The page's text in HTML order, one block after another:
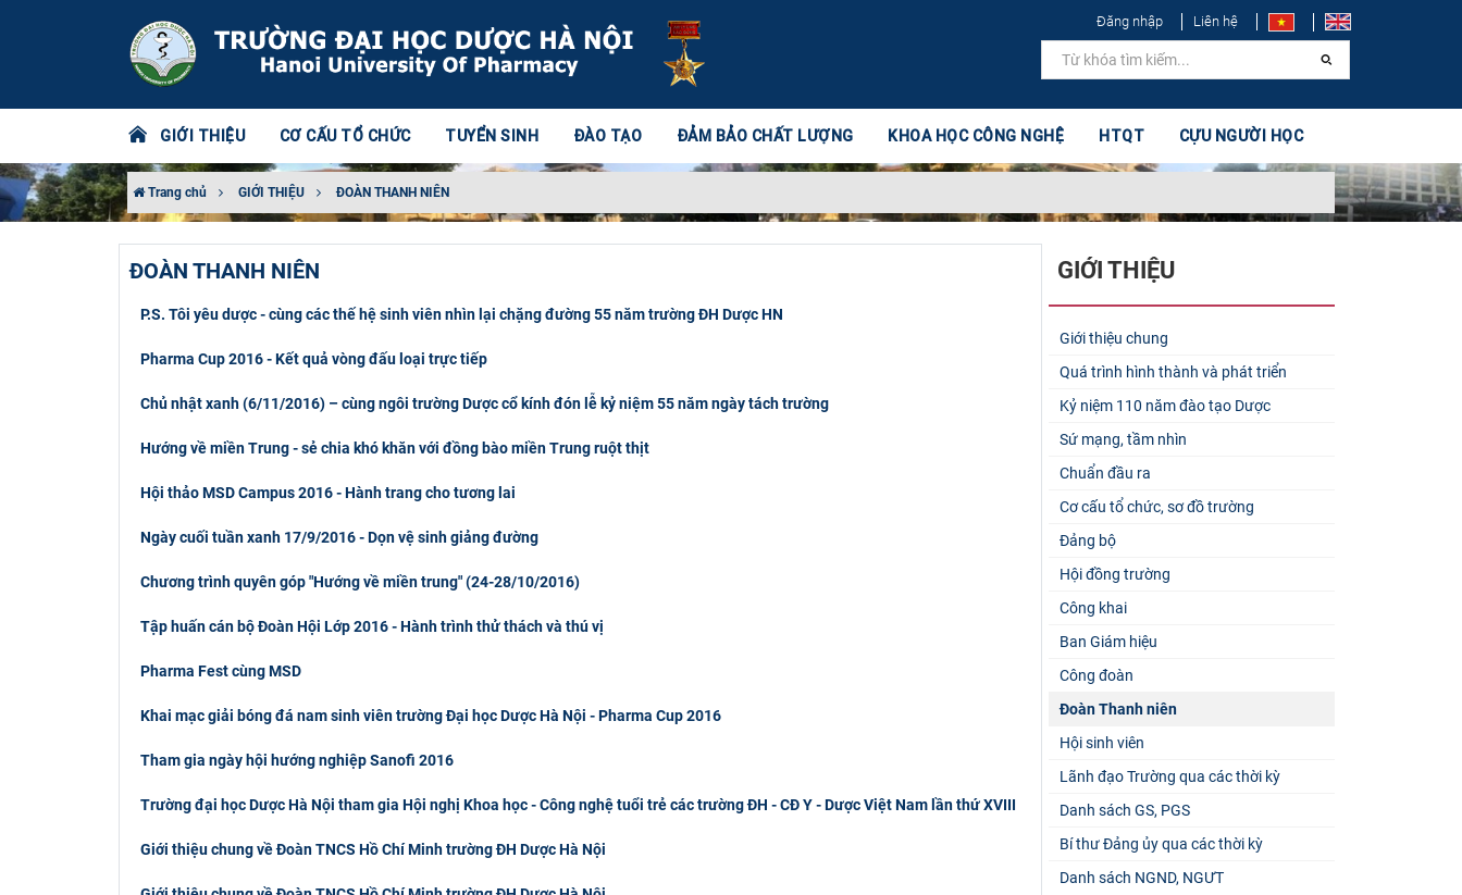
Đăng nhập Liên hệ
GIỚI THIỆU CƠ CẤU TỔ CHỨC TUYỂN SINH ĐÀO TẠO ĐẢM BẢO CHẤT LƯỢNG KHOA HỌC CÔNG NGHỆ HTQT CỰU NGƯỜI HỌC
Trang chủ GIỚI THIỆU ĐOÀN THANH NIÊN
ĐOÀN THANH NIÊN
P.S. Tôi yêu dược - cùng các thế hệ sinh viên nhìn lại chặng đường 55 năm trường ĐH Dược HN
Pharma Cup 2016 - Kết quả vòng đấu loại trực tiếp
Chủ nhật xanh (6/11/2016) – cùng ngôi trường Dược cổ kính đón lễ kỷ niệm 55 năm ngày tách trường
Hướng về miền Trung - sẻ chia khó khăn với đồng bào miền Trung ruột thịt
Hội thảo MSD Campus 2016 - Hành trang cho tương lai
Ngày cuối tuần xanh 17/9/2016 - Dọn vệ sinh giảng đường
Chương trình quyên góp "Hướng về miền trung" (24-28/10/2016)
Tập huấn cán bộ Đoàn Hội Lớp 2016 - Hành trình thử thách và thú vị
Pharma Fest cùng MSD
Khai mạc giải bóng đá nam sinh viên trường Đại học Dược Hà Nội - Pharma Cup 2016
Tham gia ngày hội hướng nghiệp Sanofi 2016
Trường đại học Dược Hà Nội tham gia Hội nghị Khoa học - Công nghệ tuổi trẻ các trường ĐH - CĐ Y - Dược Việt Nam lần thứ XVIII
Giới thiệu chung về Đoàn TNCS Hồ Chí Minh trường ĐH Dược Hà Nội
GIỚI THIỆU
Giới thiệu chung
Quá trình hình thành và phát triển
Kỷ niệm 110 năm đào tạo Dược
Sứ mạng, tầm nhìn
Chuẩn đầu ra
Cơ cấu tổ chức, sơ đồ trường
Đảng bộ
Hội đồng trường
Công khai
Ban Giám hiệu
Công đoàn
Đoàn Thanh niên
Hội sinh viên
Lãnh đạo Trường qua các thời kỳ
Danh sách GS, PGS
Bí thư Đảng ủy qua các thời kỳ
Danh sách NGND, NGƯT